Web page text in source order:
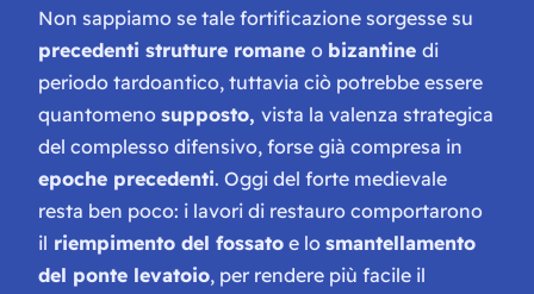
Non sappiamo se tale fortificazione sorgesse su
precedenti strutture romane o bizantine di
periodo tardoantico, tuttavia ciò potrebbe essere
quantomeno supposto, vista la valenza strategica
del complesso difensivo, forse già compresa in
epoche precedenti. Oggi del forte medievale
resta ben poco: i lavori di restauro comportarono
il riempimento del fossato e lo smantellamento
del ponte levatoio, per rendere più facile il